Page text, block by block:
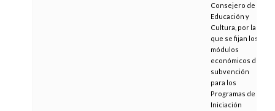
Consejero de
Educación y
Cultura, por la
que se fijan los
módulos
económicos de
subvención
para los
Programas de
Iniciación